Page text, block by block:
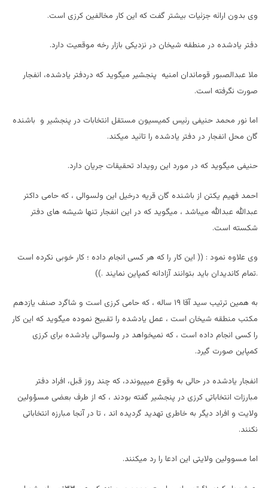
وى بدون ارائه جزئيات بيشتر گفت که اين کار مخالفين کرزى است.
دفتر يادشده در منطقه شيخان در نزديکى بازار رخه موقعيت دارد.
ملا عبدالصبور قوماندان امنيه پنجشير ميگويد که دردفتر يادشده، انفجار
صورت نگرفته است.
اما نور محمد حنيفى رئيس کميسيون مستقل انتخابات در پنجشير و باشنده
گان محل انفجار در دفتر يادشده را تائيد ميکند.
حنيفى ميگويد که در مورد اين رويداد تحقيقات جريان دارد.
احمد فهيم يکتن از باشنده گان قريه درخيل اين ولسوالى ، که حامى داکتر
عبدالله عبدالله ميباشد ، ميگويد که در اين انفجار تنها شيشه هاى دفتر
شکسته است.
وى علاوه نمود : (( اين کار را که هر کسى انجام داده ؛ کار خوبى نکرده است
.تمام کانديدان بايد بتوانند آزادانه کمپاين نمايند .))
به همين ترتيب سيد آقا ١٩ ساله ، که حامى کرزى است و شاگرد صنف يازدهم
مکتب منطقه شيخان است ، عمل يادشده را تقبيح نموده ميگويد که اين کار
را کسى انجام داده است ، که نميخواهد در ولسوالى يادشده براى کرزى
کمپاين صورت گيرد.
انفجار يادشده در حالى به وقوع ميپيوندد، که چند روز قبل، افراد دفتر
مبارزات انتخاباتى کرزى در پنجشير گفته بودند ، که از طرف بعضى مسؤولين
ولايت و افراد ديگر به خاطرى تهديد گرديده اند ، تا در آنجا مبارزه انتخاباتى
نکنند.
اما مسوولين ولايتى اين ادعا را رد ميکنند.